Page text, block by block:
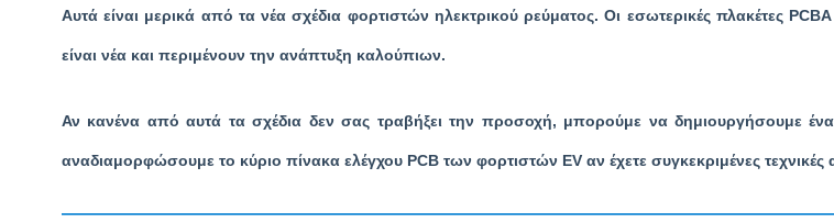
Αυτά είναι μερικά από τα νέα σχέδια φορτιστών ηλεκτρικού ρεύματος. Οι εσωτερικές πλακέτες
είναι νέα και περιμένουν την ανάπτυξη καλούπιων.
Αν κανένα από αυτά τα σχέδια δεν σας τραβήξει την προσοχή, μπορούμε να δημιουργήσουμε
αναδιαμορφώσουμε το κύριο πίνακα ελέγχου PCB των φορτιστών EV αν έχετε συγκεκριμένες τεχνικές